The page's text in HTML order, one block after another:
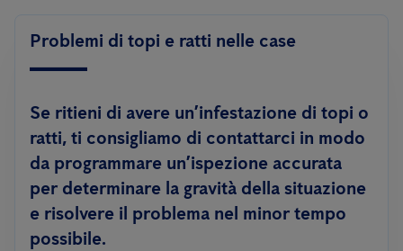
Problemi di topi e ratti nelle case
Se ritieni di avere un’infestazione di topi o
ratti, ti consigliamo di contattarci in modo
da programmare un’ispezione accurata
per determinare la gravità della situazione
e risolvere il problema nel minor tempo
possibile.